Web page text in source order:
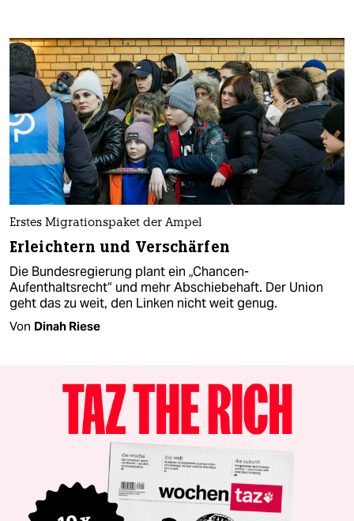
Erstes Migrationspaket der Ampel
Erleichtern und Verschärfen
Die Bundesregierung plant ein „Chancen-
Aufenthaltsrecht“ und mehr Abschiebehaft. Der Union
geht das zu weit, den Linken nicht weit genug.
Von Dinah Riese